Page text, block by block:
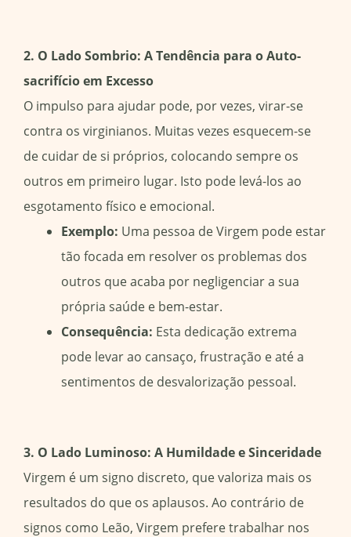
2. O Lado Sombrio: A Tendência para o Auto-
sacrifício em Excesso
O impulso para ajudar pode, por vezes, virar-se
contra os virginianos. Muitas vezes esquecem-se
de cuidar de si próprios, colocando sempre os
outros em primeiro lugar. Isto pode levá-los ao
esgotamento físico e emocional.
Exemplo: Uma pessoa de Virgem pode estar
tão focada em resolver os problemas dos
outros que acaba por negligenciar a sua
própria saúde e bem-estar.
Consequência: Esta dedicação extrema
pode levar ao cansaço, frustração e até a
sentimentos de desvalorização pessoal.
3. O Lado Luminoso: A Humildade e Sinceridade
Virgem é um signo discreto, que valoriza mais os
resultados do que os aplausos. Ao contrário de
signos como Leão, Virgem prefere trabalhar nos